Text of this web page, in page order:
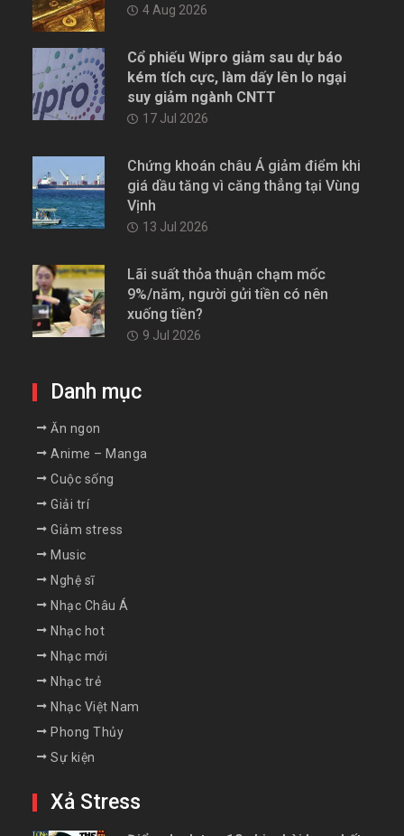
4 Aug 2026
Cổ phiếu Wipro giảm sau dự báo
kém tích cực, làm dấy lên lo ngại
suy giảm ngành CNTT
17 Jul 2026
Chứng khoán châu Á giảm điểm khi
giá dầu tăng vì căng thẳng tại Vùng
Vịnh
13 Jul 2026
Lãi suất thỏa thuận chạm mốc
9%/năm, người gửi tiền có nên
xuống tiền?
9 Jul 2026
Danh mục
Ăn ngon
Anime – Manga
Cuộc sống
Giải trí
Giảm stress
Music
Nghệ sĩ
Nhạc Châu Á
Nhạc hot
Nhạc mới
Nhạc trẻ
Nhạc Việt Nam
Phong Thủy
Sự kiện
Xả Stress